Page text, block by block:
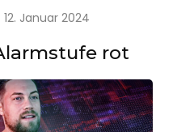
Produktion
12. Januar 2024
rot